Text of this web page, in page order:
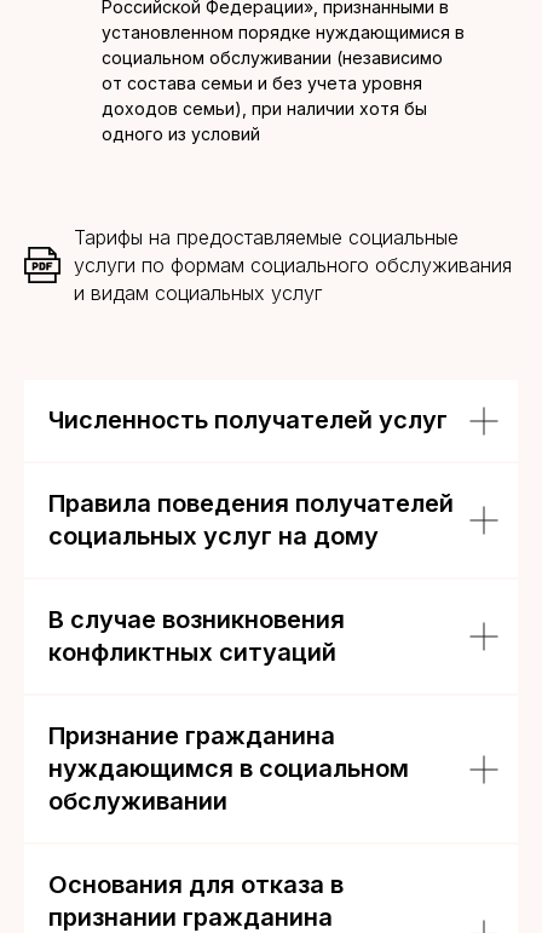
Российской Федерации», признанными в
установленном порядке нуждающимися в
социальном обслуживании (независимо
от состава семьи и без учета уровня
доходов семьи), при наличии хотя бы
одного из условий
Тарифы на предоставляемые социальные
услуги по формам социального обслуживания
и видам социальных услуг
Численность получателей услуг
Правила поведения получателей
социальных услуг на дому
В случае возникновения
конфликтных ситуаций
Признание гражданина
нуждающимся в социальном
обслуживании
Основания для отказа в
признании гражданина